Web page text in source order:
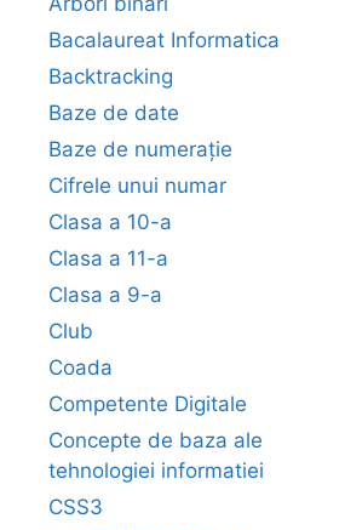
Bacalaureat Informatica
Backtracking
Baze de date
Baze de numerație
Cifrele unui numar
Clasa a 10-a
Clasa a 11-a
Clasa a 9-a
Club
Coada
Competente Digitale
Concepte de baza ale
tehnologiei informatiei
CSS3